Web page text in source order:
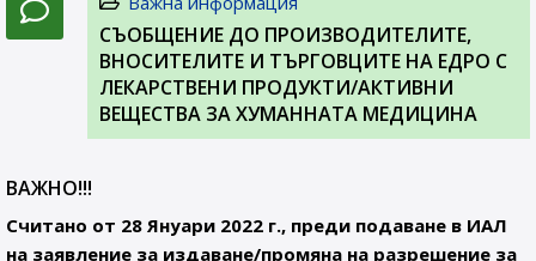
СЪОБЩЕНИЕ ДО ПРОИЗВОДИТЕЛИТЕ,
ВНОСИТЕЛИТЕ И ТЪРГОВЦИТЕ НА ЕДРО С
ЛЕКАРСТВЕНИ ПРОДУКТИ/АКТИВНИ
ВЕЩЕСТВА ЗА ХУМАННАТА МЕДИЦИНА
ВАЖНО!!!
Считано от 28 Януари 2022 г., преди подаване в ИАЛ
на заявление за издаване/промяна на разрешение за